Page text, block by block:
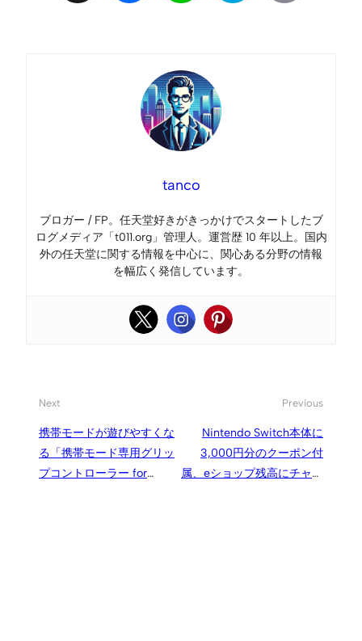
tanco
ブロガー / FP。任天堂好きがきっかけでスタートしたブ
ログメディア「t011.org」管理人。運営歴 10 年以上。国内
外の任天堂に関する情報を中心に、関心ある分野の情報
を幅広く発信しています。
Next
携帯モードが遊びやすくな
る「携帯モード専用グリッ
プコントローラー for
Previous
Nintendo Switch本体に
3,000円分のクーポン付
属、eショップ残高にチャー